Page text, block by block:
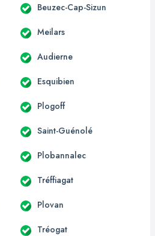
Beuzec-Cap-Sizun
Meilars
Audierne
Esquibien
Plogoff
Saint-Guénolé
Plobannalec
Tréffiagat
Plovan
Tréogat